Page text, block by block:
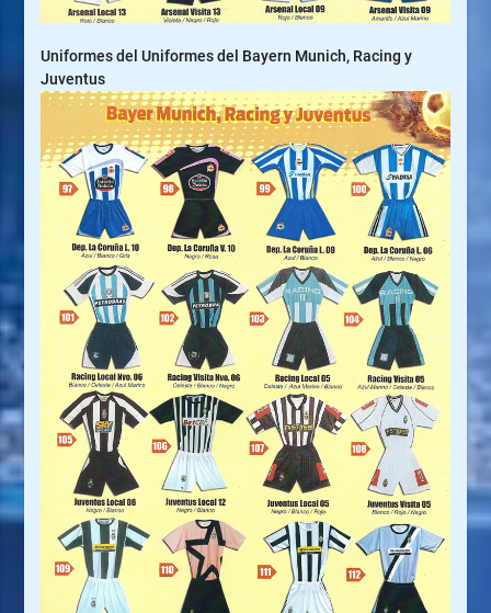
Uniformes del Uniformes del Bayern Munich, Racing y
Juventus